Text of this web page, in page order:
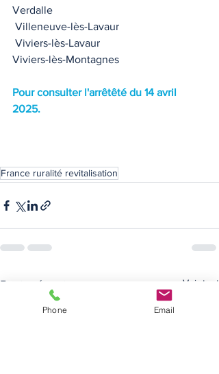
Verdalle
Villeneuve-lès-Lavaur
Viviers-lès-Lavaur
Viviers-lès-Montagnes
Pour consulter l'arrêtêté du 14 avril
2025.
France ruralité revitalisation
Posts récents Voir tout
Phone Email